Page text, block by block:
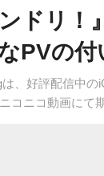
ンドリ
PVの
は、好評配信中
コニコ動画にて